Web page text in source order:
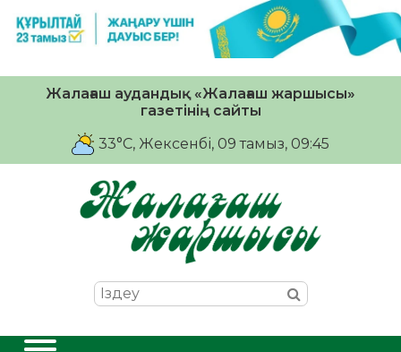
Жалағаш аудандық «Жалағаш жаршысы»
газетінің сайты
33°C, Жексенбі, 09 тамыз, 09:45